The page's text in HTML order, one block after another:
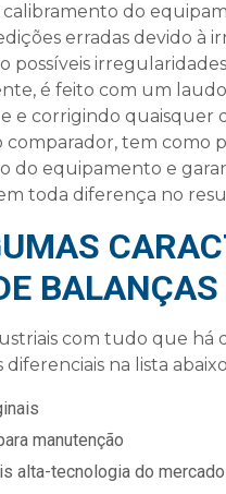
do
erradas devido à
é feito com um
e corrigindo
comparador, tem
do equipamento e
toda diferença no
com tudo que há
diferenciais na lista
manutenção
alta-tecnologia do mercado